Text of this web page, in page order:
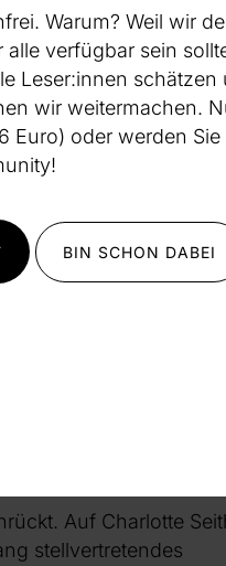
da sie viel Geld
ganzen Einnahmen,
gestützt
natürlich stärker
der
Reformen vertreten?
Auf Charlotte
stellvertretendes
Warum? Weil wir
verfügbar sein
Leser:innen schätzen
wir weitermachen.
Euro) oder werden
BIN SCHON DABEI